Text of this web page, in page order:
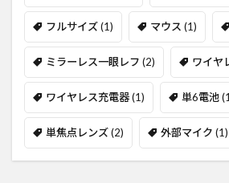
フルサイズ(1) マウス (1)
ミラーレス一眼レフ (2) ワイヤ
ワイヤレス充電器(1) 単6電池
単焦点レンズ(2) 外部マイク (1)